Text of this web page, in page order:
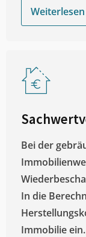
Weiterlesen
Bei der
In die
Immobilie ein.